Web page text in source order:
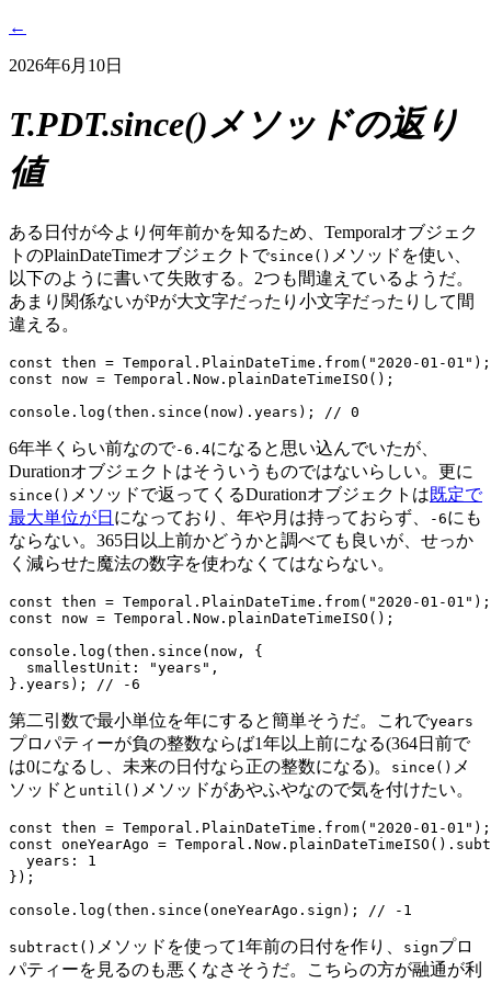
←
2026年6月10日
T.PDT.since()メソッドの返り
値
ある日付が今より何年前かを知るため、Temporalオブジェク
トのPlainDateTimeオブジェクトでsince() メソッドを使い、
以下のように書いて失敗する。2つも間違えているようだ。
あまり関係ないがPが大文字だったり小文字だったりして間
違える。
const then = Temporal.PlainDateTime.from("2020-01-01");
const now = Temporal.Now.plainDateTimeISO();
console.log(then.since(now).years); // 0
6年半くらい前なので-6.4になると思い込んでいたが、
Durationオブジェクトはそういうものではないらしい。更に
since() メソッドで返ってくるDurationオブジェクトは既定で
最大単位が日 になっており、年や月は持っておらず、 -6にも
ならない。365日以上前かどうかと調べても良いが、せっか
く減らせた魔法の数字を使わなくてはならない。
const then = Temporal.PlainDateTime.from("2020-01-01");
const now = Temporal.Now.plainDateTimeISO();
console.log(then.since(now, {
  smallestUnit: "years",
}.years); // -6
第二引数で最小単位を年にすると簡単そうだ。これでyears
プロパティーが負の整数ならば1年以上前になる(364日前で
は0になるし、未来の日付なら正の整数になる)。
since() メ
ソッドと until() メソッドがあやふやなので気を付けたい。
const then = Temporal.PlainDateTime.from("2020-01-01");
const oneYearAgo =
  years: 1
});
console.log(then.since(oneYearAgo.sign); // -1
subtract() メソッドを使って1年前の日付を作り、 signプロ
パティーを見るのも悪くなさそうだ。こちらの方が融通が利